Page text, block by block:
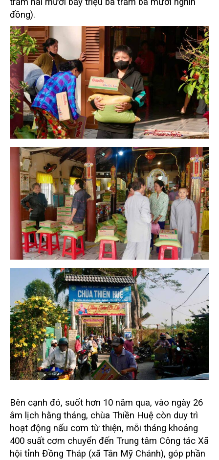
đồng).
Bên cạnh đó, suốt hơn 10 năm qua, vào ngày 26
âm lịch hằng tháng, chùa Thiền Huệ còn duy trì
hoạt động nấu cơm từ thiện, mỗi tháng khoảng
400 suất cơm chuyển đến Trung tâm Công tác Xã
hội tỉnh Đồng Tháp (xã Tân Mỹ Chánh), góp phần